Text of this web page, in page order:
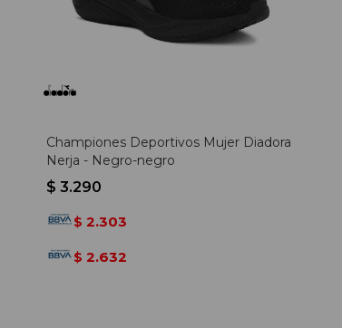
Championes Deportivos Mujer Diadora
Nerja - Negro-negro
$ 3.290
$ 2.303
$ 2.632